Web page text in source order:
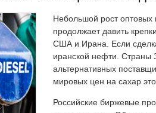
Небольшой рост
продолжает давить
США и Ирана. Если
иранской нефти. Страны
альтернативных
мировых цен на сахар
Российские биржевые